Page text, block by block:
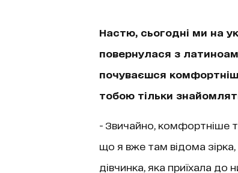
Настю, сьогодні ми на
повернулася з
почуваєшся
тобою тільки
- Звичайно, комфортніше
що я вже там відома
дівчинка, яка приїхала до